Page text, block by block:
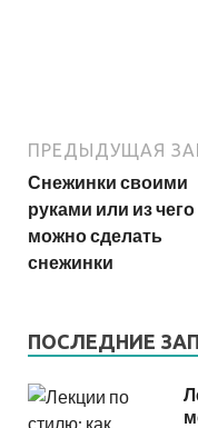
ПРЕДЫДУЩАЯ
Снежинки своими
руками или из чего
можно сделать
снежинки
ПОСЛЕДНИЕ